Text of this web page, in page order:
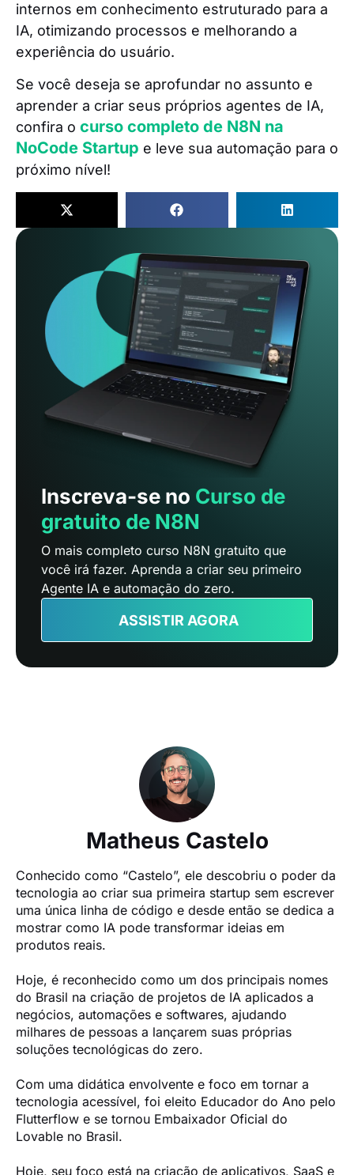
internos em conhecimento estruturado para a
IA, otimizando processos e melhorando a
experiência do usuário.
Se você deseja se aprofundar no assunto e
aprender a criar seus próprios agentes de IA,
confira o curso completo de N8N na
NoCode Startup e leve sua automação para o
próximo nível!
Inscreva-se no Curso de
gratuito de N8N
O mais completo curso N8N gratuito que
você irá fazer. Aprenda a criar seu primeiro
Agente IA e automação do zero.
ASSISTIR AGORA
Matheus Castelo
Conhecido como “Castelo”, ele descobriu o poder da
tecnologia ao criar sua primeira startup sem escrever
uma única linha de código e desde então se dedica a
mostrar como IA pode transformar ideias em
produtos reais.
Hoje, é reconhecido como um dos principais nomes
do Brasil na criação de projetos de IA aplicados a
negócios, automações e softwares, ajudando
milhares de pessoas a lançarem suas próprias
soluções tecnológicas do zero.
Com uma didática envolvente e foco em tornar a
tecnologia acessível, foi eleito Educador do Ano pelo
Flutterflow e se tornou Embaixador Oficial do
Lovable no Brasil.
Hoje, seu foco está na criação de aplicativos, SaaS e